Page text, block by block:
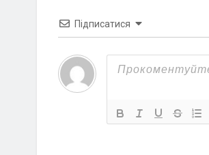
Підписатися